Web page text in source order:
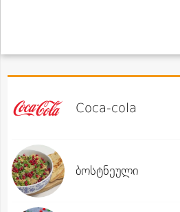
Coca-cola
ბოსტნეული